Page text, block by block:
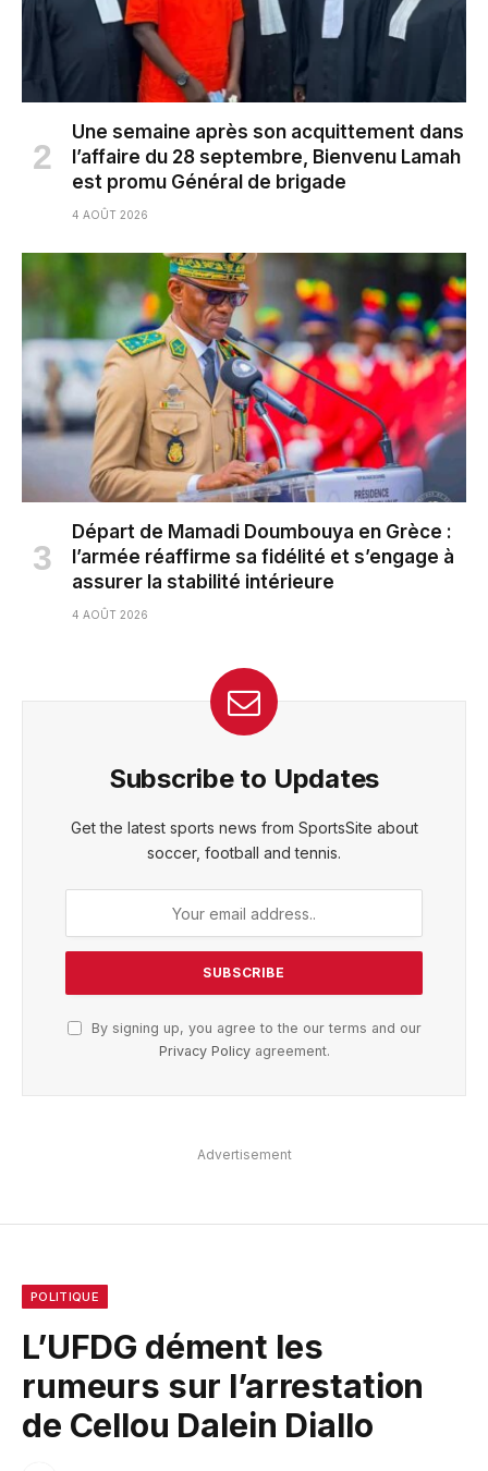
Une semaine après son acquittement dans
l’affaire du 28 septembre, Bienvenu Lamah
est promu Général de brigade
4 AOÛT 2026
Départ de Mamadi Doumbouya en Grèce :
l’armée réaffirme sa fidélité et s’engage à
assurer la stabilité intérieure
4 AOÛT 2026
Subscribe to Updates
Get the latest sports news from SportsSite about
soccer, football and tennis.
By signing up, you agree to the our terms and our
Privacy Policyagreement.
Advertisement
POLITIQUE
L’UFDG dément les
rumeurs sur l’arrestation
de Cellou Dalein Diallo